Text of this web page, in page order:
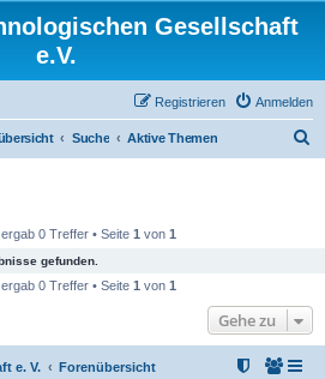
Gesellschaft
e.V.
Anmelden
Registrieren
Suche Aktive Themen
0 Treffer • Seite 1 von 1
gefunden.
0 Treffer • Seite 1 von 1
Gehe zu
e. V. Forenübersicht